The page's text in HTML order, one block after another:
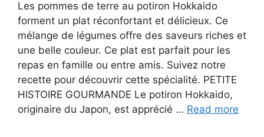
Les pommes de terre au potiron Hokkaido
forment un plat réconfortant et délicieux. Ce
mélange de légumes offre des saveurs riches et
une belle couleur. Ce plat est parfait pour les
repas en famille ou entre amis. Suivez notre
recette pour découvrir cette spécialité. PETITE
HISTOIRE GOURMANDE Le potiron Hokkaido,
originaire du Japon, est apprécié … Read more